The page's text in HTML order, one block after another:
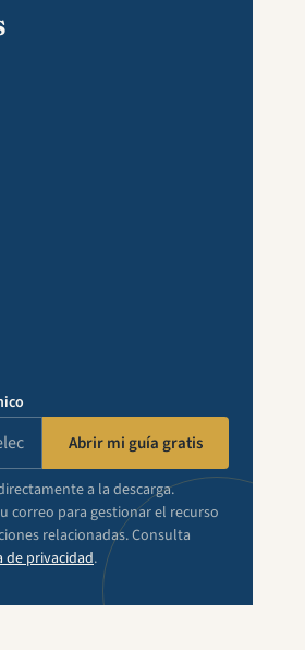
Abrir mi guía gratis
a la descarga.
correo para gestionar el recurso
relacionadas. Consulta
de privacidad.